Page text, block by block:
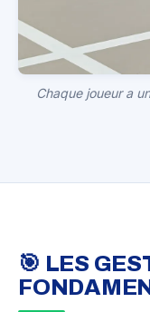
Chaque joueur a
🎯 LES